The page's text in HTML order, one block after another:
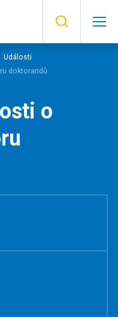
Události
doktorandů
o